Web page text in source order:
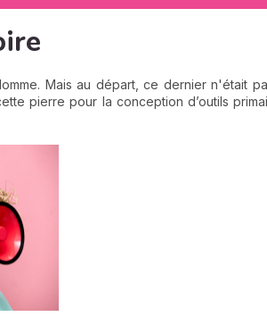
Mais au départ, ce dernier n'était
pierre pour la conception d’outils